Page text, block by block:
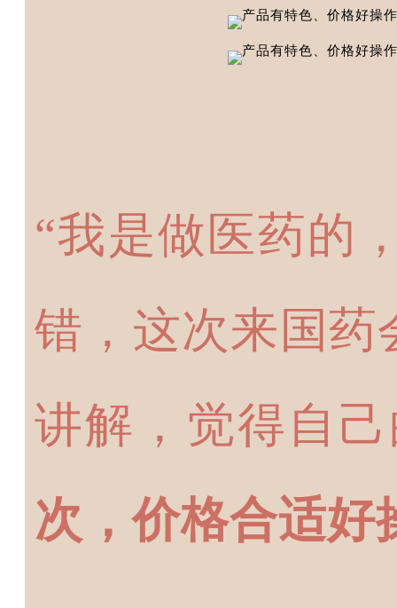
“我是做医药的
错，这次来国药
讲解，觉得自
次，价格合适好